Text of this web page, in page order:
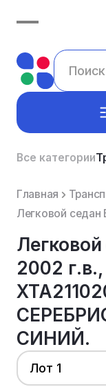
Все категории
Главная
2002
СИНИЙ.
Лот 1